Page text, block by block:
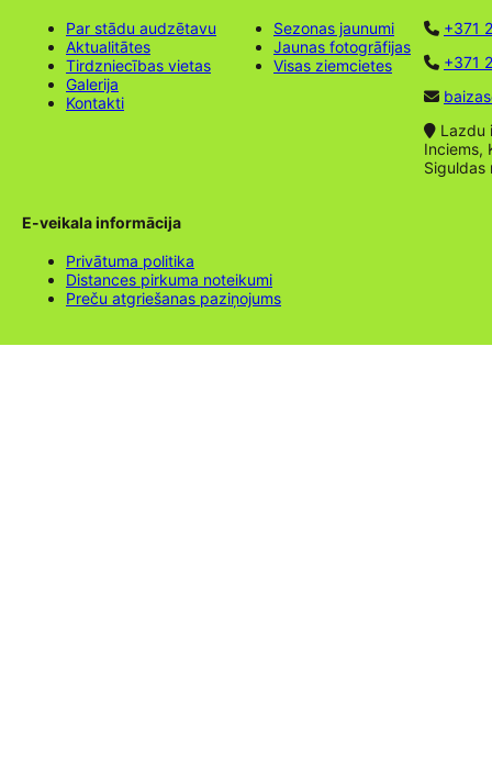
Par stādu audzētavu
Aktualitātes
Tirdzniecības vietas
Galerija
Kontakti
Sezonas jaunumi
Jaunas fotogrāfijas
Visas ziemcietes
+371
+371
Lazdu
Inciems,
Siguldas
E-veikala informācija
Privātuma politika
Distances pirkuma noteikumi
Preču atgriešanas paziņojums